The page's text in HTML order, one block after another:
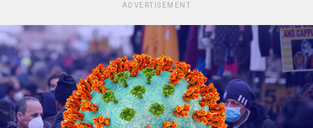
ADVERTISEMENT